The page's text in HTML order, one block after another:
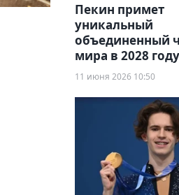
Пекин примет
уникальный
объединенный
мира в 2028 году
11 июня 2026 10:50